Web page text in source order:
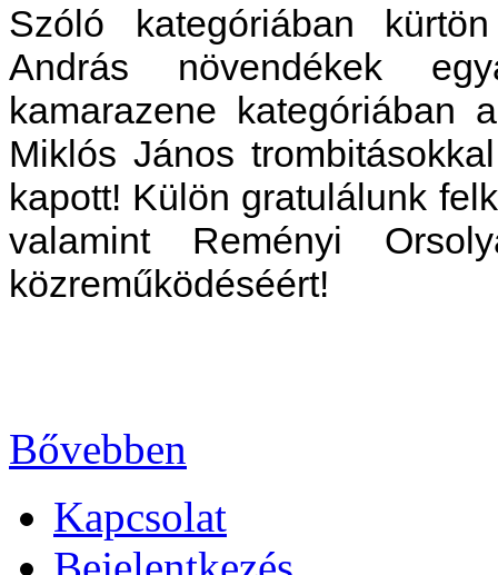
Szóló kategóriában
András növendékek
kamarazene kategóriában
Miklós János
kapott! Külön gratulálunk
valamint Reményi
közreműködéséért!
Bővebben
Kapcsolat